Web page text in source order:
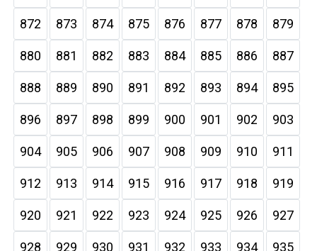
872 873 874 875 876 877 878 879
880 881 882 883 884 885 886 887
888 889 890 891 892 893 894 895
896 897 898 899 900 901 902 903
904 905 906 907 908 909 910 911
912 913 914 915 916 917 918 919
920 921 922 923 924 925 926 927
928 929 930 931 932 933 934 935